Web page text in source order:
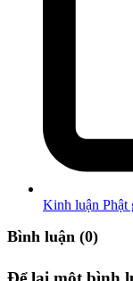
Kinh luận Phật
Bình luận (0)